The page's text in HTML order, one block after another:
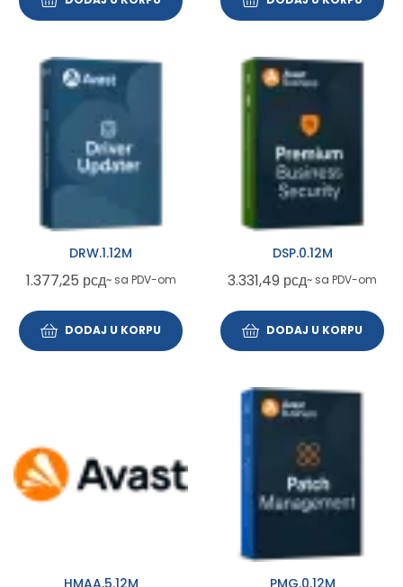
DRW.1.12M
1.377,25 рсд~ sa PDV-om
DODAJ U KORPU
DSP.0.12M
3.331,49 рсд~ sa PDV-om
DODAJ U KORPU
HMAA.5.12M PMG.0.12M